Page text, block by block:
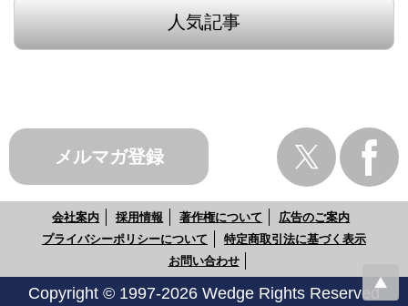
人気記事
メルマガ登録
会社案内 採用情報 著作権について
広告のご案内
プライバシーポリシーについて
特定商取引法に基づく表示
お問い合わせ
Copyright © 1997-2026 Wedge Rights Reserved